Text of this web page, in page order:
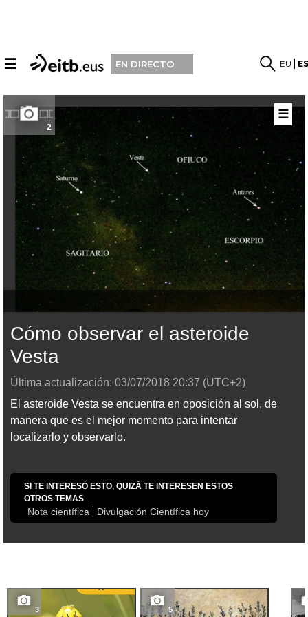
☰ EN DIRECTO EU
2
Cómo observar el asteroide
Vesta
Última actualización: 03/07/2018 20:37 (UTC+2)
El asteroide Vesta se encuentra en oposición al sol, de
manera que es el mejor momento para intentar
localizarlo y observarlo.
SI TE INTERESÓ ESTO, QUIZÁ TE INTERESEN ESTOS
OTROS TEMAS
Nota científica Divulgación Científica hoy
☰
3 5